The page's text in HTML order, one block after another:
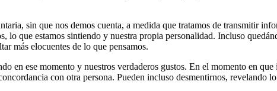
sin que nos demos cuenta, a medida que tratamos de transmitir
que estamos sintiendo y nuestra propia personalidad. Incluso
más elocuentes de lo que pensamos.
en ese momento y nuestros verdaderos gustos. En el momento en que
con otra persona. Pueden incluso desmentirnos, revelando